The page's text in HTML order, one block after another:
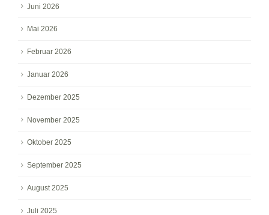
Juni 2026
Mai 2026
Februar 2026
Januar 2026
Dezember 2025
November 2025
Oktober 2025
September 2025
August 2025
Juli 2025